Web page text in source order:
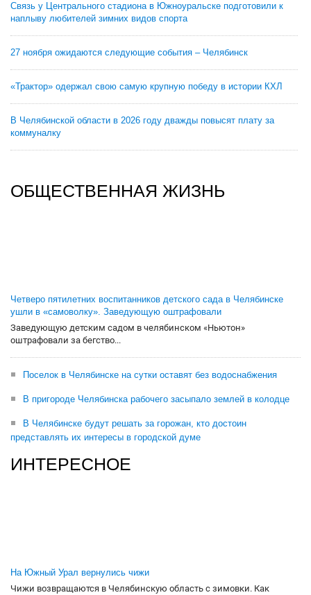
Связь у Центрального стадиона в Южноуральске подготовили к
наплыву любителей зимних видов спорта
27 ноября ожидаются следующие события – Челябинск
«Трактор» одержал свою самую крупную победу в истории КХЛ
В Челябинской области в 2026 году дважды повысят плату за
коммуналку
ОБЩЕСТВЕННАЯ ЖИЗНЬ
Четверо пятилетних воспитанников детского сада в Челябинске
ушли в «самоволку». Заведующую оштрафовали
Заведующую детским садом в челябинском «Ньютон»
оштрафовали за бегство...
Поселок в Челябинске на сутки оставят без водоснабжения
В пригороде Челябинска рабочего засыпало землей в колодце
В Челябинске будут решать за горожан, кто достоин
представлять их интересы в городской думе
ИНТЕРЕСНОЕ
На Южный Урал вернулись чижи
Чижи возвращаются в Челябинскую область с зимовки. Как